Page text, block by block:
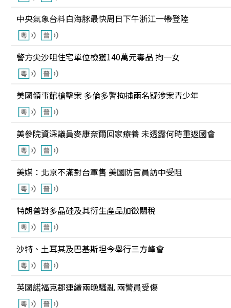
中央氣象台料白海豚最快周日下午浙江一帶登陸
警方尖沙咀住宅單位檢獲140萬元毒品 拘一女
美國領事館槍擊案 多倫多警拘捕兩名疑涉案青少年
美參院資深議員麥康奈爾回家療養 未透露何時重返國會
美媒：北京不滿對台軍售 美國防官員訪中受阻
特朗普對多晶硅及其衍生產品加徵關稅
沙特、土耳其及巴基斯坦今舉行三方峰會
英國諾福克郡連續兩晚騷亂 兩警員受傷